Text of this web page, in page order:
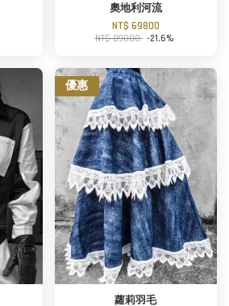
奧地利河流
NT$ 69800
NT$ 89000 -21.6%
優惠
蘿莉羽毛